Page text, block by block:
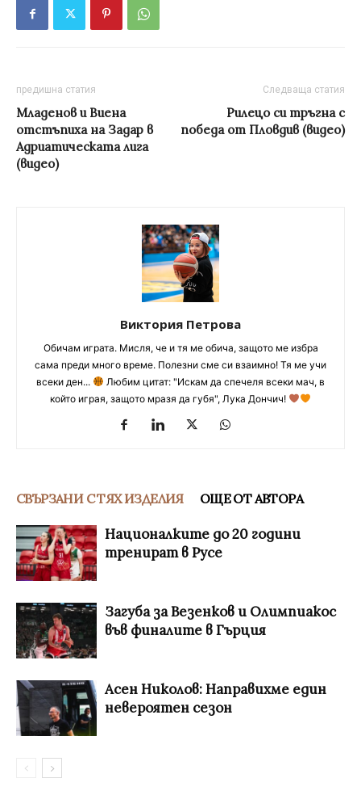
предишна статия
Младенов и Виена
отстъпиха на Задар в
Адриатическата лига
(видео)
Следваща статия
Рилецо си тръгна с
победа от Пловдив (видео)
Виктория Петрова
Обичам играта. Мисля, че и тя ме обича, защото ме избра
сама преди много време. Полезни сме си взаимно! Тя ме учи
всеки ден...
Любим цитат: "Искам да спечеля всеки мач, в
който играя, защото мразя да губя", Лука Дончич!
СВЪРЗАНИ С ТЯХ ИЗДЕЛИЯ ОЩЕ ОТ АВТОРА
Националките до 20 години
тренират в Русе
Загуба за Везенков и Олимпиакос
във финалите в Гърция
Асен Николов: Направихме един
невероятен сезон